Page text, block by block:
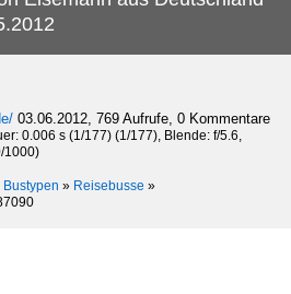
03.06.2012, 769 Aufrufe, 0 Kommentare
0.006 s (1/177) (1/177), Blende: f/5.6,
1000)
Bustypen » Reisebusse »